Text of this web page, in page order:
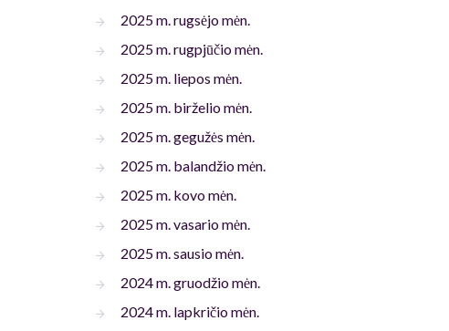
2025 m. rugsėjo mėn.
2025 m. rugpjūčio mėn.
2025 m. liepos mėn.
2025 m. birželio mėn.
2025 m. gegužės mėn.
2025 m. balandžio mėn.
2025 m. kovo mėn.
2025 m. vasario mėn.
2025 m. sausio mėn.
2024 m. gruodžio mėn.
2024 m. lapkričio mėn.